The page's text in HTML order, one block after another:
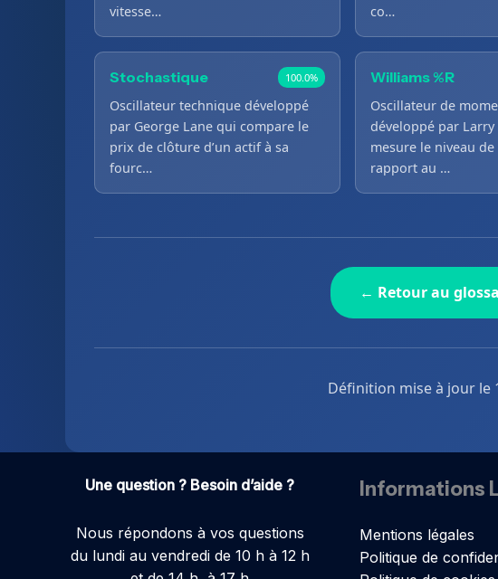
vitesse…
co…
Stochastique 100.0%
Oscillateur technique développé
par George Lane qui compare le
prix de clôture d’un actif à sa
fourc…
Williams %R
Oscillateur de
développé par
mesure le niveau
rapport au …
← Retour au
Définition mise à jour le
Une question ? Besoin d’aide ?
Nous répondons à vos questions
du lundi au vendredi de 10 h à 12 h
Informations
Mentions légales
Politique de